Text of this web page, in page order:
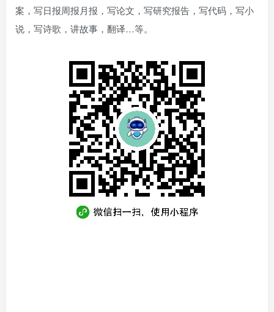
案，写日报周报月报，写论文，写研究报告，写代码，写小
说，写诗歌，讲故事，翻译…等。